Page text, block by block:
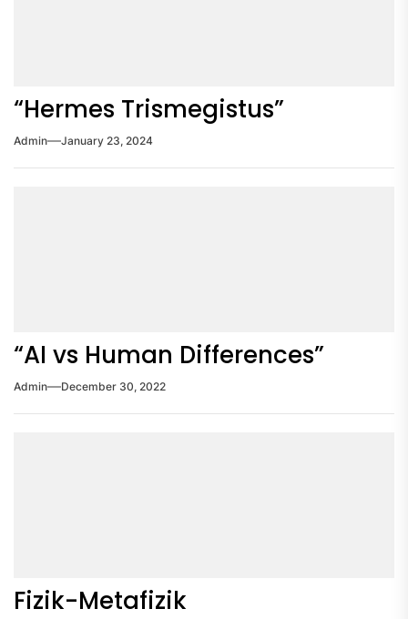
“Hermes Trismegistus”
Admin January 23, 2024
“AI vs Human Differences”
Admin December 30, 2022
Fizik-Metafizik